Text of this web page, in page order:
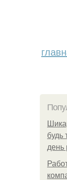
будь
день